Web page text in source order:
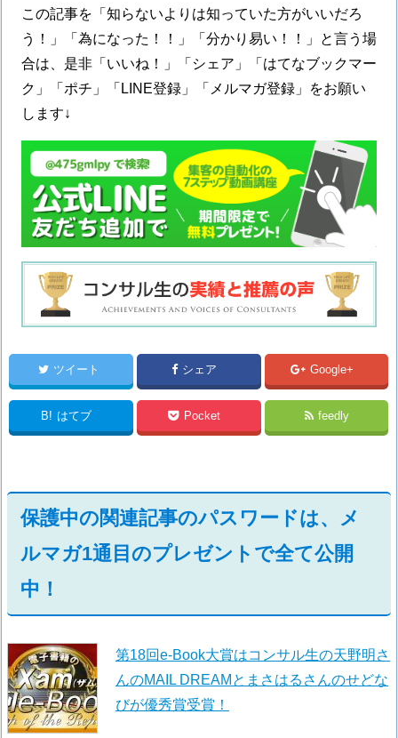
この記事を「知らないよりは知っていた方がいいだろ
う！」「為になった！！」「分かり易い！！」と言う場
合は、是非「いいね！」「シェア」「はてなブックマー
ク」「ポチ」「LINE登録」「メルマガ登録」をお願い
します↓
ツイート シェア Google+
B! はてブ Pocket feedly
保護中の関連記事のパスワードは、メ
ルマガ1通目のプレゼントで全て公開
中！
第18回e-Book大賞はコンサル生の天野明さ
んのMAIL DREAMとまさはるさんのせどな
びが優秀賞受賞！